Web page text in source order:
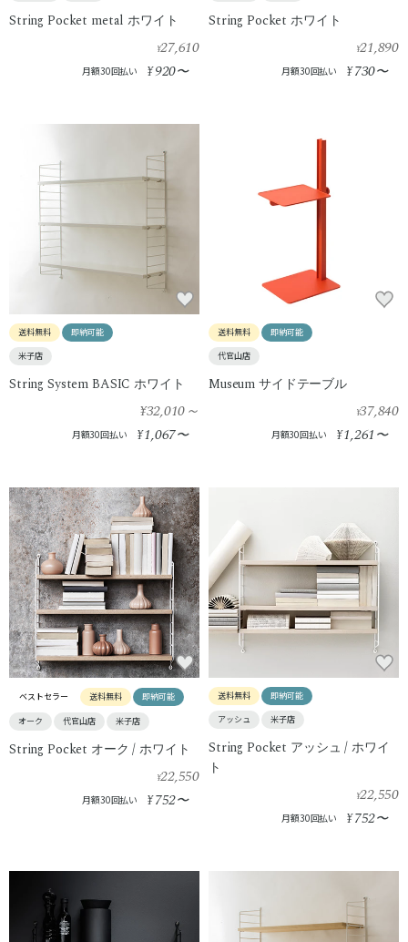
String Pocket metal ホワイト
¥27,610
月額30回払い ¥920〜
String Pocket ホワイト
¥21,890
月額30回払い ¥730〜
送料無料
即納可能
米子店
String System BASIC ホワイト
¥32,010～
月額30回払い ¥1,067〜
送料無料
即納可能
代官山店
Museum サイドテーブル
¥37,840
月額30回払い ¥1,261〜
ベストセラー 送料無料 即納可能
オーク 代官山店 米子店
String Pocket オーク / ホワイト
¥22,550
月額30回払い ¥752〜
送料無料
即納可能
アッシュ
米子店
String Pocket アッシュ / ホワイ
ト
¥22,550
月額30回払い ¥752〜